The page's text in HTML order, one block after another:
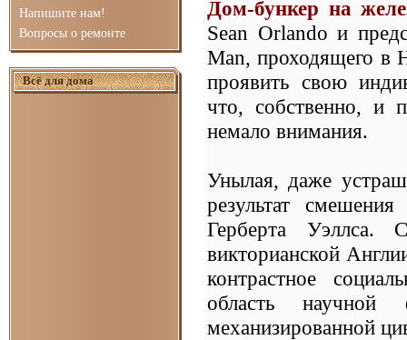
Напишите нам!
Вопросы о ремонте
Всё для дома
Дом-бункер на
Sean Orlando и
Man, проходящего в
проявить свою
что, собственно, и
немало внимания.
Унылая, даже
результат
Герберта Уэллса.
викторианской
контрастное
область научной
механизированной